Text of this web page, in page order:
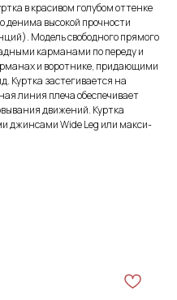
в красивом голубом оттенке
денима высокой прочности
Модель свободного прямого
карманами по переду и
и воротнике, придающими
Куртка застегивается на
линия плеча обеспечивает
движений. Куртка
джинсами Wide Leg или макси-